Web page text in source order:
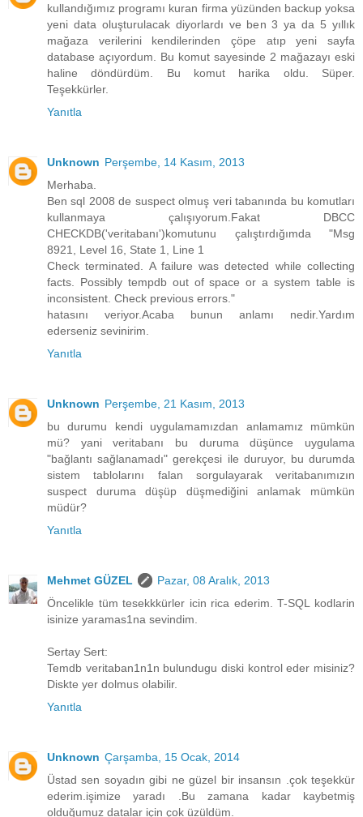
kullandığımız programı kuran firma yüzünden backup yoksa
yeni data oluşturulacak diyorlardı ve ben 3 ya da 5 yıllık
mağaza verilerini kendilerinden çöpe atıp yeni sayfa
database açıyordum. Bu komut sayesinde 2 mağazayı eski
haline döndürdüm. Bu komut harika oldu. Süper.
Teşekkürler.
Yanıtla
Unknown Perşembe, 14 Kasım, 2013
Merhaba.
Ben sql 2008 de suspect olmuş veri tabanında bu komutları
kullanmaya çalışıyorum.Fakat DBCC
CHECKDB('veritabanı')komutunu çalıştırdığımda "Msg
8921, Level 16, State 1, Line 1
Check terminated. A failure was detected while collecting
facts. Possibly tempdb out of space or a system table is
inconsistent. Check previous errors."
hatasını veriyor.Acaba bunun anlamı nedir.Yardım
ederseniz sevinirim.
Yanıtla
Unknown Perşembe, 21 Kasım, 2013
bu durumu kendi uygulamamızdan anlamamız mümkün
mü? yani veritabanı bu duruma düşünce uygulama
"bağlantı sağlanamadı" gerekçesi ile duruyor, bu durumda
sistem tablolarını falan sorgulayarak veritabanımızın
suspect duruma düşüp düşmediğini anlamak mümkün
müdür?
Yanıtla
Mehmet GÜZEL
Pazar, 08 Aralık, 2013
Öncelikle tüm tesekkkürler icin rica ederim. T-SQL kodlarin
isinize yaramas1na sevindim.
Sertay Sert:
Temdb veritaban1n1n bulundugu diski kontrol eder misiniz?
Diskte yer dolmus olabilir.
Yanıtla
Unknown Çarşamba, 15 Ocak, 2014
Üstad sen soyadın gibi ne güzel bir insansın .çok teşekkür
ederim.işimize yaradı .Bu zamana kadar kaybetmiş
olduğumuz datalar için çok üzüldüm.